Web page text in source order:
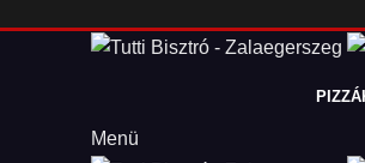
Menü